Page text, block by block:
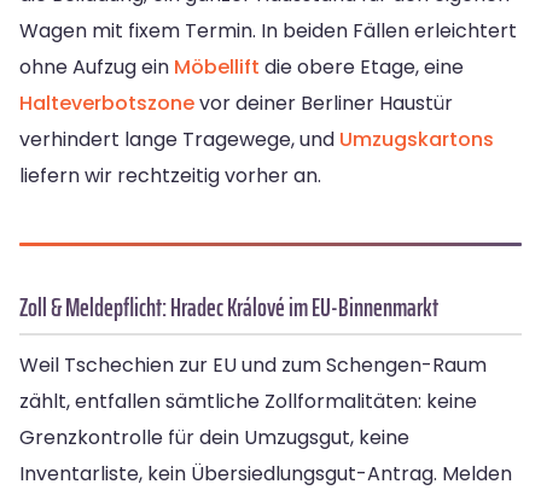
Wagen mit fixem Termin. In beiden Fällen erleichtert
ohne Aufzug ein Möbellift die obere Etage, eine
Halteverbotszonevor deiner Berliner Haustür
verhindert lange Tragewege, und Umzugskartons
liefern wir rechtzeitig vorher an.
Zoll & Meldepflicht: Hradec Králové im EU-Binnenmarkt
Weil Tschechien zur EU und zum Schengen-Raum
zählt, entfallen sämtliche Zollformalitäten: keine
Grenzkontrolle für dein Umzugsgut, keine
Inventarliste, kein Übersiedlungsgut-Antrag. Melden